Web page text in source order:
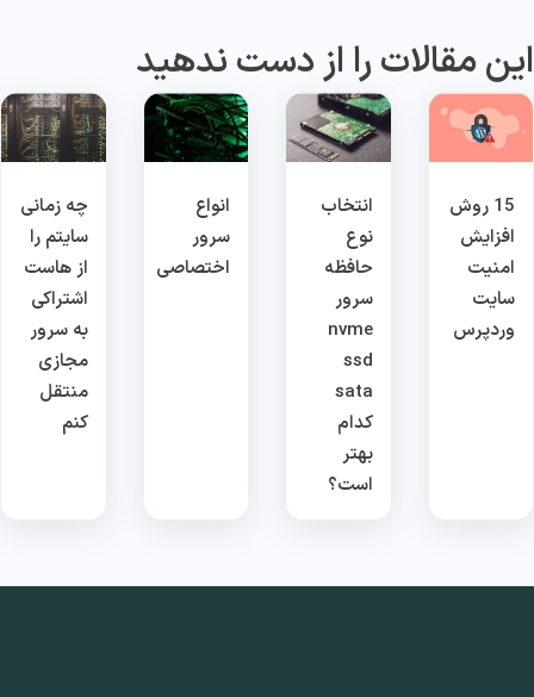
مقالات را از دست ندهید
15 روش
افزایش
امنیت
سایت
وردپرس
انتخاب
نوع
حافظه
سرور
nvme
ssd
sata
کدام
بهتر
است؟
انواع
سرور
اختصاصی
چه زمانی
سایتم را
از هاست
اشتراکی
به سرور
مجازی
منتقل
کنم